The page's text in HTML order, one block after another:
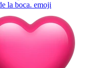
la boca. emoji